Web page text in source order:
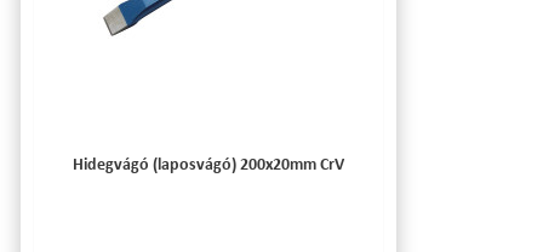
Hidegvágó (laposvágó) 200x20mm CrV